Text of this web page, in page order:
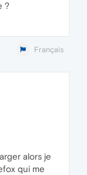
?
Français
alors je
qui me